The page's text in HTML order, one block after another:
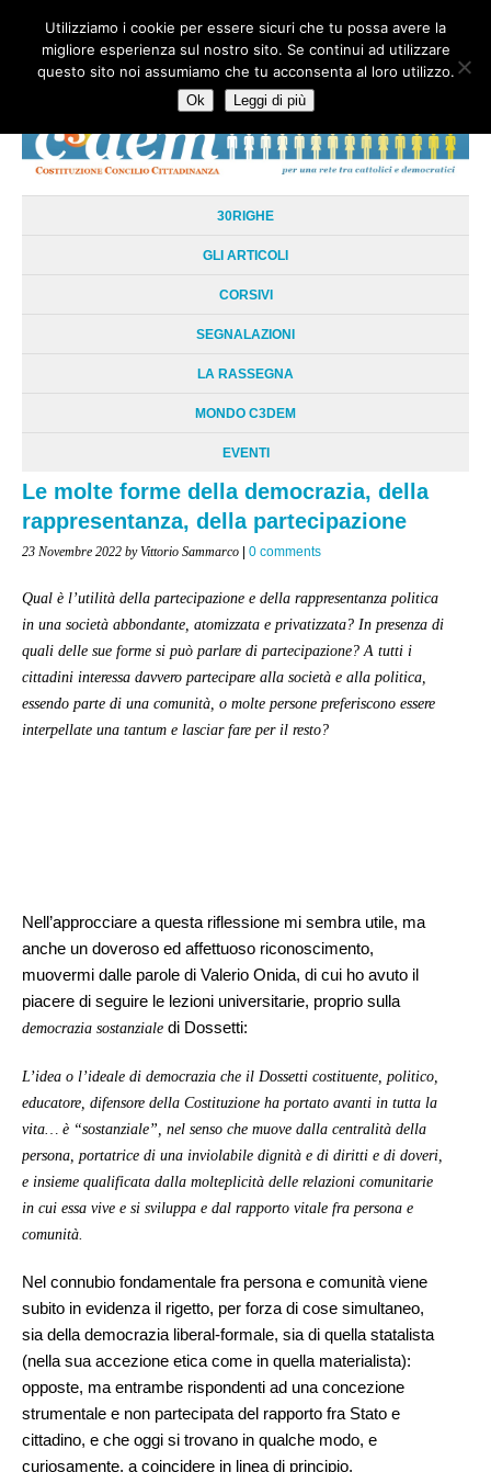
HOME CHI SIAMO LA RETE LE RADICI DOCUMENTAZIONE
AREE TEMATICHE
30RIGHE
GLI ARTICOLI
CORSIVI
SEGNALAZIONI
LA RASSEGNA
MONDO C3DEM
EVENTI
Le molte forme della democrazia, della
rappresentanza, della partecipazione
23 Novembre 2022 by Vittorio Sammarco | 0 comments
Qual è l’utilità della partecipazione e della rappresentanza politica
in una società abbondante, atomizzata e privatizzata? In presenza di
quali delle sue forme si può parlare di partecipazione? A tutti i
cittadini interessa davvero partecipare alla società e alla politica,
essendo parte di una comunità, o molte persone preferiscono essere
interpellate una tantum e lasciar fare per il resto?
Nell’approcciare a questa riflessione mi sembra utile, ma
anche un doveroso ed affettuoso riconoscimento,
muovermi dalle parole di Valerio Onida, di cui ho avuto il
piacere di seguire le lezioni universitarie, proprio sulla
democrazia sostanziale di Dossetti:
L’idea o l’ideale di democrazia che il Dossetti costituente, politico,
educatore, difensore della Costituzione ha portato avanti in tutta la
vita… è “sostanziale”, nel senso che muove dalla centralità della
persona, portatrice di una inviolabile dignità e di diritti e di doveri,
e insieme qualificata dalla molteplicità delle relazioni comunitarie
in cui essa vive e si sviluppa e dal rapporto vitale fra persona e
comunità.
Nel connubio fondamentale fra persona e comunità viene
subito in evidenza il rigetto, per forza di cose simultaneo,
sia della democrazia liberal-formale, sia di quella statalista
(nella sua accezione etica come in quella materialista):
opposte, ma entrambe rispondenti ad una concezione
strumentale e non partecipata del rapporto fra Stato e
cittadino, e che oggi si trovano in qualche modo, e
curiosamente, a coincidere in linea di principio.
Utilizziamo i cookie per essere sicuri che tu possa avere la
migliore esperienza sul nostro sito. Se continui ad utilizzare
questo sito noi assumiamo che tu acconsenta al loro utilizzo.
Ok Leggi di più